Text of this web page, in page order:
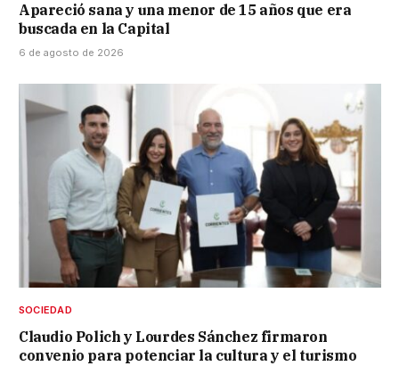
Apareció sana y una menor de 15 años que era
buscada en la Capital
6 de agosto de 2026
SOCIEDAD
Claudio Polich y Lourdes Sánchez firmaron
convenio para potenciar la cultura y el turismo